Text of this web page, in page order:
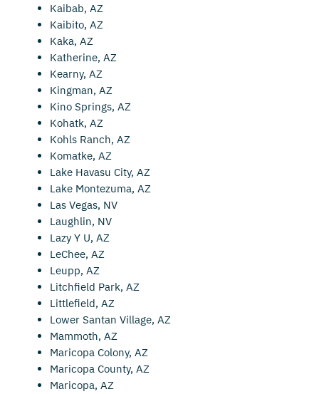
Kaibab, AZ
Kaibito, AZ
Kaka, AZ
Katherine, AZ
Kearny, AZ
Kingman, AZ
Kino Springs, AZ
Kohatk, AZ
Kohls Ranch, AZ
Komatke, AZ
Lake Havasu City, AZ
Lake Montezuma, AZ
Las Vegas, NV
Laughlin, NV
Lazy Y U, AZ
LeChee, AZ
Leupp, AZ
Litchfield Park, AZ
Littlefield, AZ
Lower Santan Village, AZ
Mammoth, AZ
Maricopa Colony, AZ
Maricopa County, AZ
Maricopa, AZ